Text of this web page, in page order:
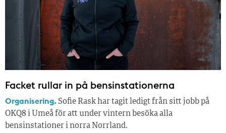
Facket rullar in på bensinstationerna
Organisering.Sofie Rask har tagit ledigt från sitt jobb på
OKQ8 i Umeå för att under vintern besöka alla
bensinstationer i norra Norrland.